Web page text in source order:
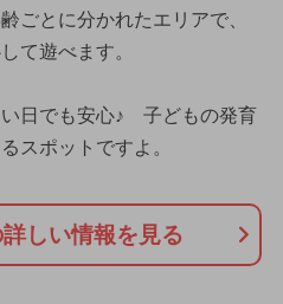
ごとに分かれたエリアで、
て遊べます。
日でも安心♪ 子どもの発育
スポットですよ。
しい情報を見る